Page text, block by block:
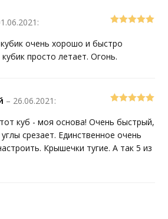
:
очень хорошо и быстро
кубик просто летает. Огонь.
– 26.06.2021 :
куб - моя основа! Очень быстрый,
срезает. Единственное очень
Крышечки тугие. А так 5 из